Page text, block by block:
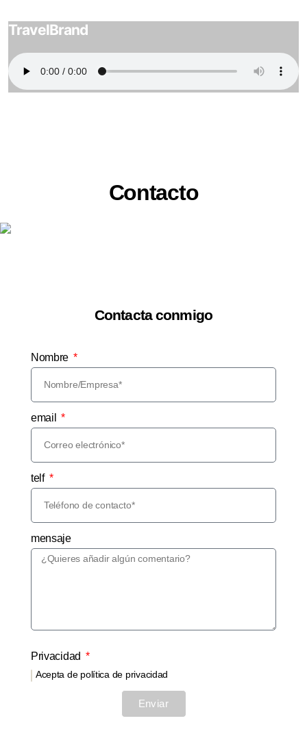
TravelBrand
Contacto
Contacta conmigo
Nombre
email
telf
mensaje
Privacidad
Acepta de política de privacidad
Enviar